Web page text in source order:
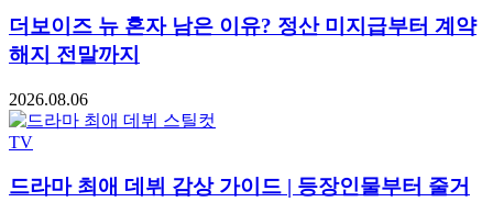
더보이즈 뉴 혼자 남은 이유? 정산 미지급부터 계약
해지 전말까지
2026.08.06
TV
드라마 최애 데뷔 감상 가이드 | 등장인물부터 줄거